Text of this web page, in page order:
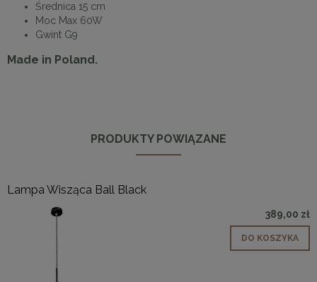
Średnica 15 cm
Moc Max 60W
Gwint G9
Made in Poland.
PRODUKTY POWIĄZANE
Lampa Wisząca Ball Black
389,00 zł
DO KOSZYKA